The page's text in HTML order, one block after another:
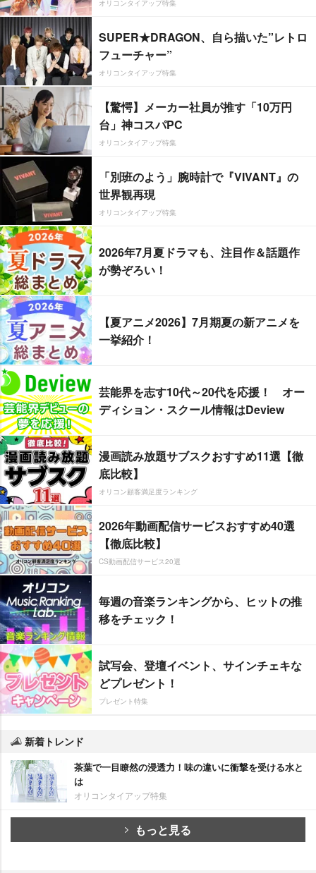
オリコンタイアップ特集
SUPER★DRAGON、自ら描いた”レトロ
フューチャー”
オリコンタイアップ特集
【驚愕】メーカー社員が推す「10万円
台」神コスパPC
オリコンタイアップ特集
「別班のよう」腕時計で『VIVANT』の
世界観再現
オリコンタイアップ特集
2026年7月夏ドラマも、注目作＆話題作
が勢ぞろい！
【夏アニメ2026】7月期夏の新アニメを
一挙紹介！
芸能界を志す10代～20代を応援！ オー
ディション・スクール情報はDeview
漫画読み放題サブスクおすすめ11選【徹
底比較】
オリコン顧客満足度ランキング
2026年動画配信サービスおすすめ40選
【徹底比較】
CS動画配信サービス20選
毎週の音楽ランキングから、ヒットの推
移をチェック！
試写会、登壇イベント、サインチェキな
どプレゼント！
プレゼント特集
新着トレンド
茶葉で一目瞭然の浸透力！味の違いに衝撃を受ける水と
は
オリコンタイアップ特集
もっと見る